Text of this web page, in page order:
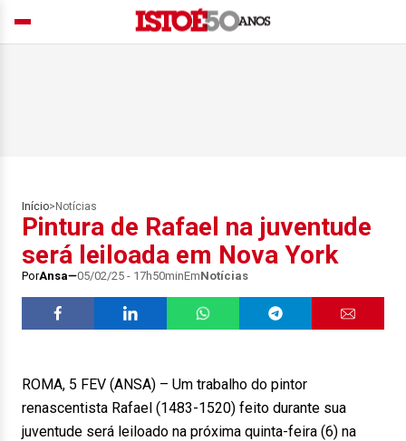
Início> Notícias
Pintura de Rafael na juventude
será leiloada em Nova York
PorAnsa 05/02/25 - 17h50minEmNotícias
ROMA, 5 FEV (ANSA) – Um trabalho do pintor
renascentista Rafael (1483-1520) feito durante sua
juventude será leiloado na próxima quinta-feira (6) na